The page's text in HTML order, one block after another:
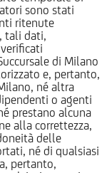
sono stati
ritenute
tali dati,
di Milano
e, pertanto,
né altra
o agenti
prestano alcuna
alla correttezza,
delle
né di qualsiasi
pertanto,